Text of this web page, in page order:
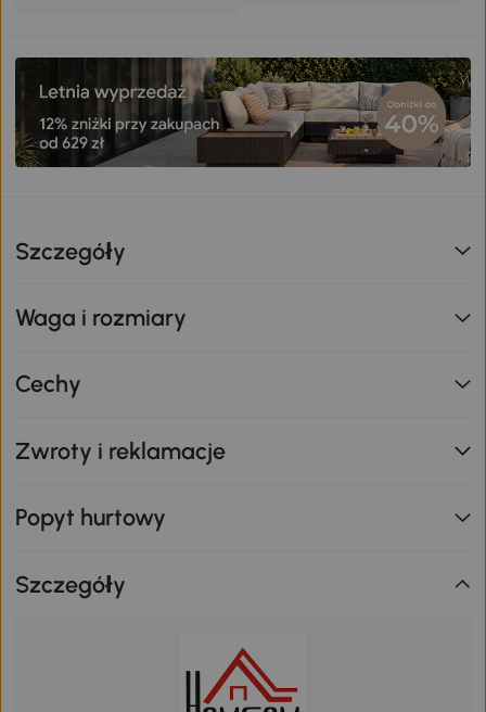
Szczegóły
Waga i rozmiary
Cechy
Zwroty i reklamacje
Popyt hurtowy
Szczegóły